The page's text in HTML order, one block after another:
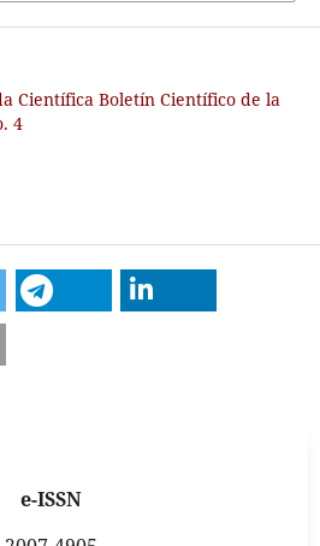
Científica Boletín Científico de la
4
e-ISSN